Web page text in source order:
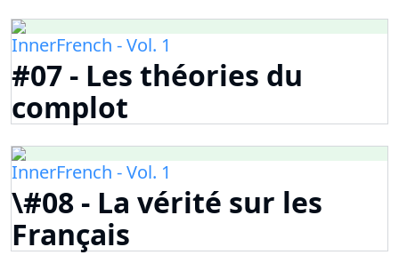
InnerFrench - Vol. 1
#07 - Les théories du
complot
InnerFrench - Vol. 1
\#08 - La vérité sur les
Français